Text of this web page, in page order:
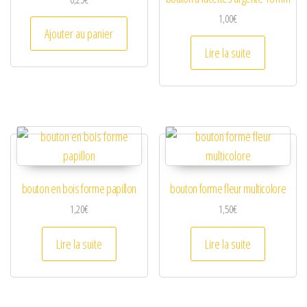
o
Ajouter au panier
1,00€
Lire la suite
bouton en bois forme papillon
1,20€
Lire la suite
bouton forme fleur multicolore
1,50€
Lire la suite